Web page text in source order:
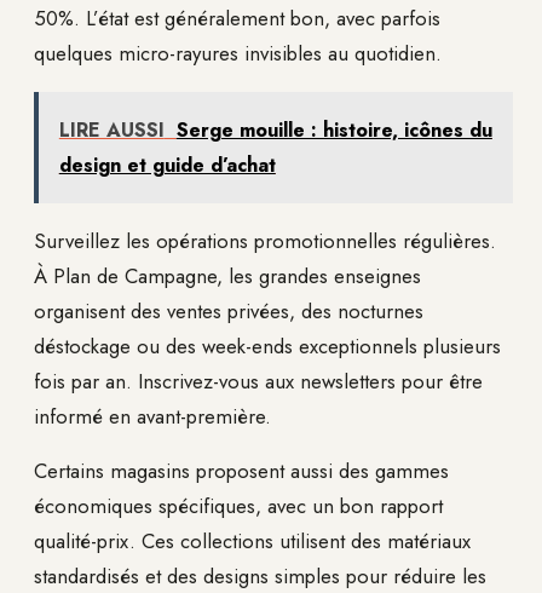
50%. L’état est généralement bon, avec parfois
quelques micro-rayures invisibles au quotidien.
LIRE AUSSI Serge mouille : histoire, icônes du
design et guide d’achat
Surveillez les opérations promotionnelles régulières.
À Plan de Campagne, les grandes enseignes
organisent des ventes privées, des nocturnes
déstockage ou des week-ends exceptionnels plusieurs
fois par an. Inscrivez-vous aux newsletters pour être
informé en avant-première.
Certains magasins proposent aussi des gammes
économiques spécifiques, avec un bon rapport
qualité-prix. Ces collections utilisent des matériaux
standardisés et des designs simples pour réduire les